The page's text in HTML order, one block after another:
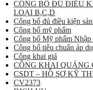
CÔNG BỐ ĐỦ ĐIỀU
LOẠI B,C,D
Công bố đủ điều kiện
Công bố mỹ phẩm
Công bố Mỹ phẩm Nhập
Công bố tiêu chuẩn áp
Công khai giá
CÔNG KHAI QUẢNG
CSDT – HỒ SƠ KỸ
CV2373